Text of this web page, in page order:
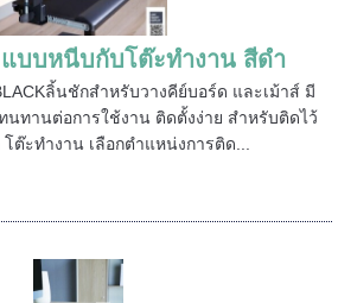
บบหนีบกับโต๊ะทำงาน สีดำ
ลิ้นชักสำหรับวางคีย์บอร์ด และเม้าส์ มี
ทานต่อการใช้งาน ติดตั้งง่าย สำหรับติดไว้
ต๊ะทำงาน เลือกตำแหน่งการติด...